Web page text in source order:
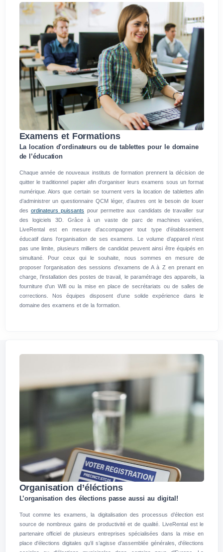
Examens et Formations
La location d’ordinateurs ou de tablettes pour le domaine
de l’éducation
Chaque année de nouveaux instituts de formation prennent la décision de
quitter le traditionnel papier afin d'organiser leurs examens sous un format
numérique. Alors que certain se tournent vers la location de tablettes afin
d’administrer un questionnaire QCM léger, d’autres ont le besoin de louer
des ordinateurs puissants pour permettre aux candidats de travailler sur
des logiciels 3D. Grâce à un vaste de parc de machines variées,
LiveRental est en mesure d'accompagner tout type d’établissement
éducatif dans l’organisation de ses examens. Le volume d’appareil n’est
pas une limite, plusieurs milliers de candidat peuvent ainsi être équipés en
simultané. Pour ceux qui le souhaite, nous sommes en mesure de
proposer l’organisation des sessions d’examens de A à Z en prenant en
charge, l’installation des postes de travail, le paramétrage des appareils, la
fourniture d’un Wifi ou la mise en place de secrétariats ou de salles de
corrections. Nos équipes disposent d’une solide expérience dans le
domaine des examens et de la formation.
Organisation d’éléctions
L’organisation des élections passe aussi au digital!
Tout comme les examens, la digitalisation des processus d’élection est
source de nombreux gains de productivité et de qualité. LiveRental est le
partenaire officiel de plusieurs entreprises spécialisées dans la mise en
place d'élections digitales qu’il s’agisse d’assemblée générales, d'élections